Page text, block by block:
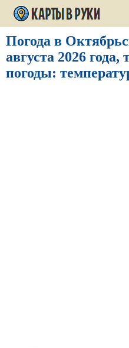
Погода в
августа 2026
погоды: